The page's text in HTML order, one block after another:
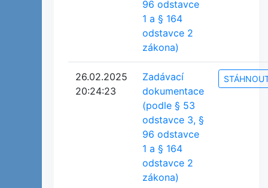
96 odstavce
1 a § 164
odstavce 2
zákona)
26.02.2025
20:24:23
Zadávací
dokumentace
(podle § 53
odstavce 3, §
96 odstavce
1 a § 164
odstavce 2
zákona)